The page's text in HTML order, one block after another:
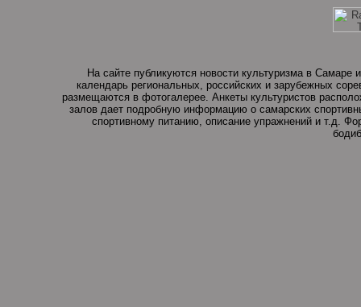
На сайте публикуются новости культуризма в
календарь региональных, российских и зарубежных
размещаются в фотогалерее. Анкеты культуристов
залов дает подробную информацию о самарских
спортивному питанию, описание упражнений и т.д.